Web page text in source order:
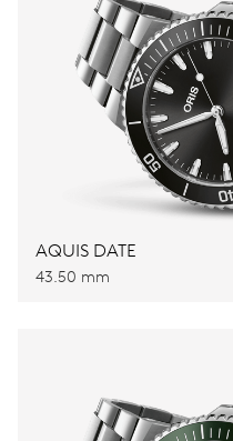
AQUIS DATE
43.50 mm